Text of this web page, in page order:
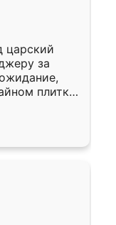
царский
за
плитки.
с
в
помог
плитки на